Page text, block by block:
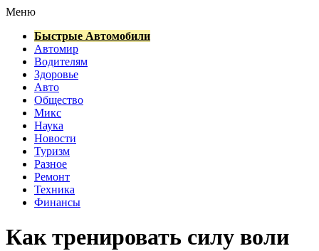
Меню
Быстрые Автомобили
Автомир
Водителям
Здоровье
Авто
Общество
Микс
Наука
Новости
Туризм
Разное
Ремонт
Техника
Финансы
Как тренировать силу воли